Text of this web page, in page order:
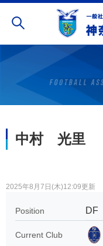
中村 光里
2025年8月7日(木)12:09更新
Position DF
Current Club